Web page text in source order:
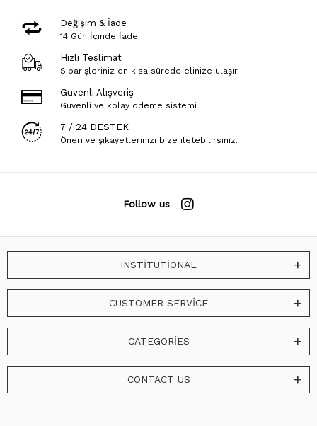
Değişim & İade
14 Gün İçinde İade
Hızlı Teslimat
Siparişleriniz en kısa sürede elinize ulaşır.
Güvenli Alışveriş
Güvenli ve kolay ödeme sistemi
7 / 24 DESTEK
Öneri ve şikayetlerinizi bize iletebilirsiniz.
Follow us
INSTİTUTİONAL
CUSTOMER SERVİCE
CATEGORİES
CONTACT US